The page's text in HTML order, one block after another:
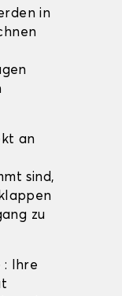
in
an
sind,
zu
: Ihre